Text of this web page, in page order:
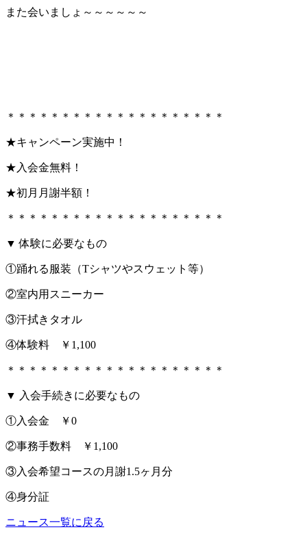
また会いましょ～～～～～～
＊＊＊＊＊＊＊＊＊＊＊＊＊＊＊＊＊＊＊＊
★キャンペーン実施中！
★入会金無料！
★初月月謝半額！
＊＊＊＊＊＊＊＊＊＊＊＊＊＊＊＊＊＊＊＊
▼ 体験に必要なもの
①踊れる服装（Tシャツやスウェット等）
②室内用スニーカー
③汗拭きタオル
④体験料 ￥1,100
＊＊＊＊＊＊＊＊＊＊＊＊＊＊＊＊＊＊＊＊
▼ 入会手続きに必要なもの
①入会金 ￥0
②事務手数料 ￥1,100
③入会希望コースの月謝1.5ヶ月分
④身分証
ニュース一覧に戻る